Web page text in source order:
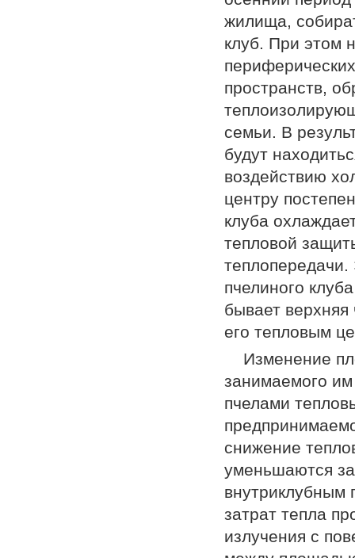
жилища,
клуб. При этом
пространств,
семьи. В
будут
воздействию
центру
клуба
тепловой
теплопередачи.
пчелиного
бывает
его тепловым
Изменение
занимаемого
пчелами
снижение
уменьшаются
внутриклубным
затрат тепла
излучения с